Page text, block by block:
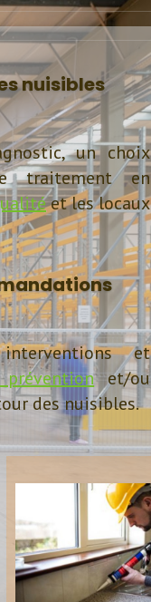
nuisibles
un choix
traitement en
et les locaux
et
et/ou
des nuisibles.